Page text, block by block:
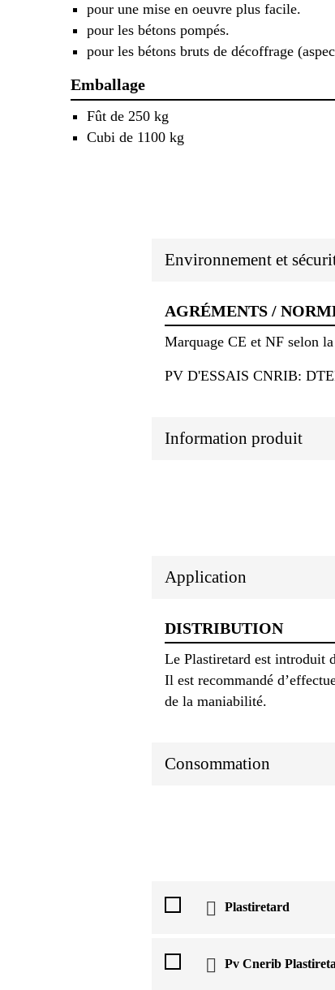
pour une mise en oeuvre plus facile.
pour les bétons pompés.
pour les bétons bruts de décoffrage
Emballage
Fût de 250 kg
Cubi de 1100 kg
Environnement et
AGRÉMENTS /
Marquage CE et NF selon
PV D'ESSAIS CNRIB:
Information produit
Application
DISTRIBUTION
Le Plastiretard est introduit
Il est recommandé
de la maniabilité.
Consommation
Plastiretard
Pv Cnerib